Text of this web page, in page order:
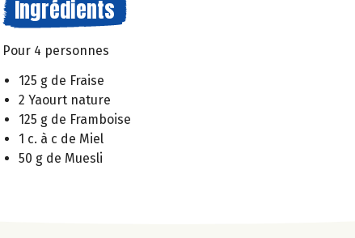
Ingrédients
Pour 4 personnes
125 g de Fraise
2 Yaourt nature
125 g de Framboise
1 c. à c de Miel
50 g de Muesli